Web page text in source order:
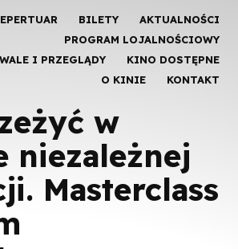
narzędzi
BILETY
AKTUALNOŚCI
PROGRAM LOJALNOŚCIOWY
I PRZEGLĄDY
KINO DOSTĘPNE
O KINIE
KONTAKT
w
niezależnej
Masterclass